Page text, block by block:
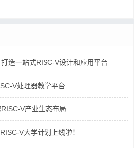
造一站式RISC-V设计和应用平台
V处理器教学平台
V产业生态布局
V大学计划上线啦！